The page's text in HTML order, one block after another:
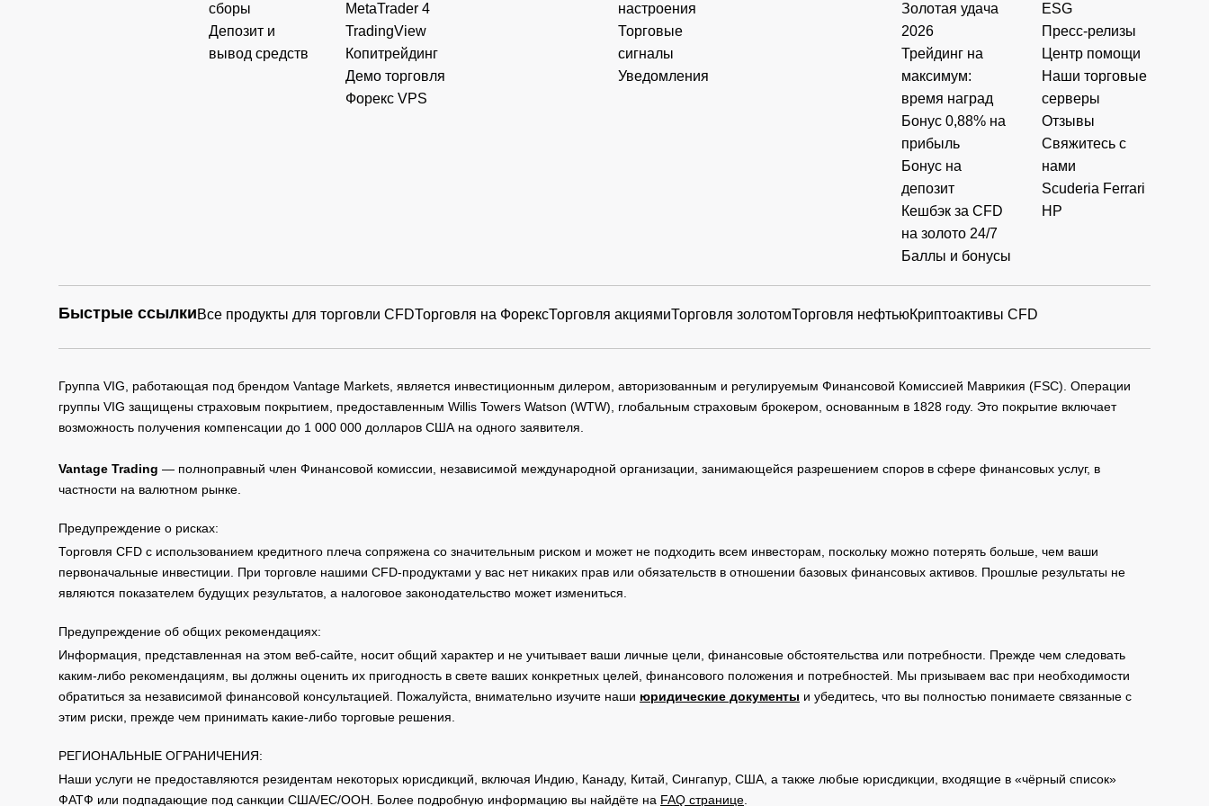
сборы
Депозит и
вывод средств
MetaTrader 4
TradingView
Копитрейдинг
Демо торговля
Форекс VPS
настроения
Торговые
сигналы
Уведомления
Золотая удача
2026
Трейдинг на
максимум:
время наград
Бонус 0,88% на
прибыль
Бонус на
депозит
Кешбэк за CFD
на золото 24/7
Баллы и бонусы
ESG
Пресс-релизы
Центр помощи
Наши торговые
серверы
Отзывы
Свяжитесь с
нами
Scuderia Ferrari
HP
Быстрые ссылкиВсе продукты для торговли CFDТорговля на ФорексТорговля акциямиТорговля золотомТорговля нефтьюКриптоактивы CFD
Группа VIG, работающая под брендом Vantage Markets, является инвестиционным дилером, авторизованным и регулируемым Финансовой Комиссией Маврикия (FSC). Операции
группы VIG защищены страховым покрытием, предоставленным Willis Towers Watson (WTW), глобальным страховым брокером, основанным в 1828 году. Это покрытие включает
возможность получения компенсации до 1 000 000 долларов США на одного заявителя.
Vantage Trading — полноправный член Финансовой комиссии, независимой международной организации, занимающейся разрешением споров в сфере финансовых услуг, в
частности на валютном рынке.
Предупреждение о рисках:
Торговля CFD с использованием кредитного плеча сопряжена со значительным риском и может не подходить всем инвесторам, поскольку можно потерять больше, чем ваши
первоначальные инвестиции. При торговле нашими CFD-продуктами у вас нет никаких прав или обязательств в отношении базовых финансовых активов. Прошлые результаты не
являются показателем будущих результатов, а налоговое законодательство может измениться.
Предупреждение об общих рекомендациях:
Информация, представленная на этом веб-сайте, носит общий характер и не учитывает ваши личные цели, финансовые обстоятельства или потребности. Прежде чем следовать
каким-либо рекомендациям, вы должны оценить их пригодность в свете ваших конкретных целей, финансового положения и потребностей. Мы призываем вас при необходимости
обратиться за независимой финансовой консультацией. Пожалуйста, внимательно изучите наши юридические документы и убедитесь, что вы полностью понимаете связанные с
этим риски, прежде чем принимать какие-либо торговые решения.
РЕГИОНАЛЬНЫЕ ОГРАНИЧЕНИЯ:
Наши услуги не предоставляются резидентам некоторых юрисдикций, включая Индию, Канаду, Китай, Сингапур, США, а также любые юрисдикции, входящие в «чёрный список»
ФАТФ или подпадающие под санкции США/ЕС/ООН. Более подробную информацию вы найдёте на FAQ странице